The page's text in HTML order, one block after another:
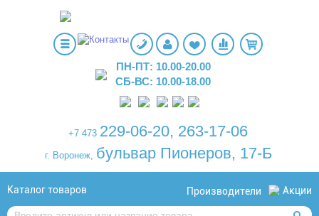
ПН-ПТ: 10.00-20.00
СБ-ВС: 10.00-18.00
+7 473 229-06-20, 263-17-06
г. Воронеж, бульвар Пионеров, 17-Б
Каталог товаров Акции
Производители